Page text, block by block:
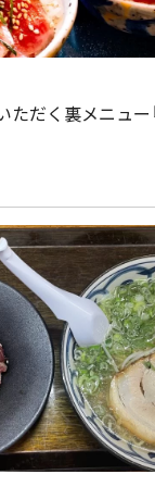
ただく裏メニュー